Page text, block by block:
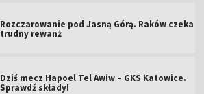
Rozczarowanie pod Jasną Górą. Raków czeka
trudny rewanż
Dziś mecz Hapoel Tel Awiw – GKS Katowice.
Sprawdź składy!